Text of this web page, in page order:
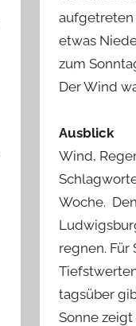
aufgetreten
etwas
zum
Der Wind
Ausblick
Wind,
Woche.
regnen. Für
tagsüber
Sonne